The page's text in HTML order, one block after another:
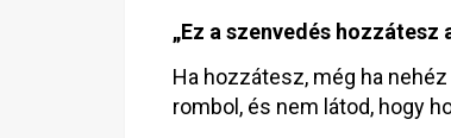
„Ez a szenvedés
Ha hozzátesz, még ha
rombol, és nem látod, hogy